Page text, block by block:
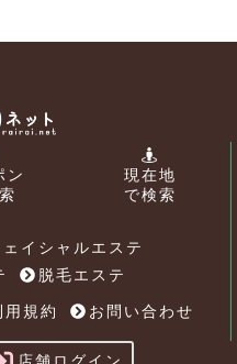
ン
現在地
で検索
ェイシャルエステ
脱毛エステ
規約 お問い合わせ
店舗ログイン